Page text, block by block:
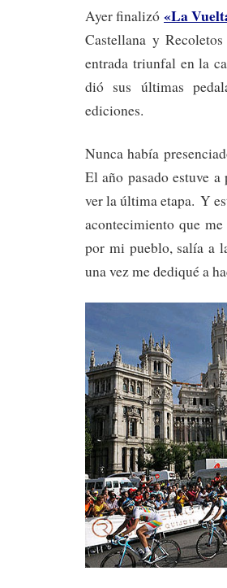
Ayer finalizó «La
Castellana y
entrada triunfal en la
dió sus últimas
ediciones.
Nunca había
El año pasado estuve
ver la última etapa. Y
acontecimiento que
por mi pueblo, salía a
una vez me dediqué a